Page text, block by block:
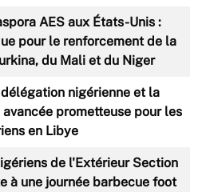
AES aux États-Unis :
pour le renforcement de la
du Mali et du Niger
nigérienne et la
prometteuse pour les
en Libye
de l'Extérieur Section
à une journée barbecue foot